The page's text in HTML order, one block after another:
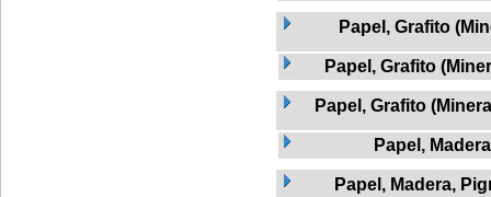
Papel, Grafito
Papel, Grafito
Papel, Grafito
Papel, Madera
Papel, Madera,